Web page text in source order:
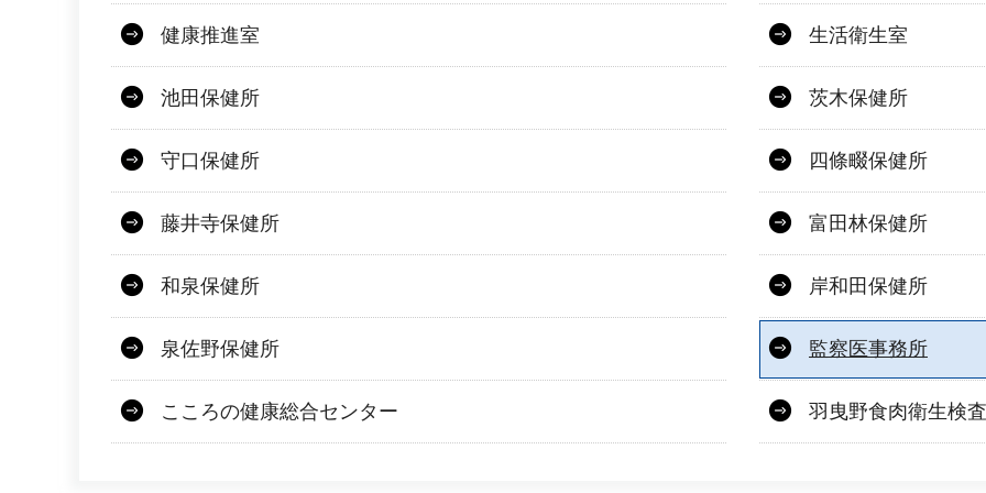
健康推進室 生活衛生室
池田保健所 茨木保健所
守口保健所 四條畷保健所
藤井寺保健所 富田林保健所
和泉保健所 岸和田保健所
泉佐野保健所 監察医事務所
こころの健康総合センター 羽曳野食肉衛生検